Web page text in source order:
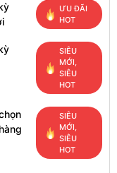
ƯU ĐÃI
HOT
SIÊU
MỚI,
SIÊU
HOT
SIÊU
MỚI,
SIÊU
HOT